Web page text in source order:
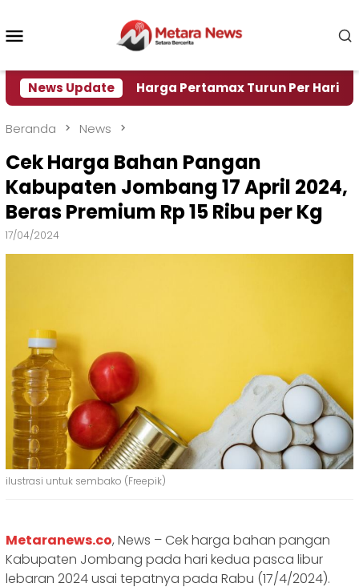
konten
News Update
Harga Pertamax Turun Per Hari Ini, Segini
Beranda News
Cek Harga Bahan Pangan
Kabupaten Jombang 17 April 2024,
Beras Premium Rp 15 Ribu per Kg
17/04/2024
ilustrasi untuk sembako (Freepik)
Metaranews.co, News – Cek harga bahan pangan
Kabupaten Jombang pada hari kedua pasca libur
lebaran 2024 usai tepatnya pada Rabu (17/4/2024).